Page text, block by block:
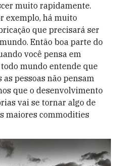
muito rapidamente.
exemplo, há muito
que precisará ser
Então boa parte do
você pensa em
mundo entende que
pessoas não pensam
que o desenvolvimento
vai se tornar algo de
maiores commodities